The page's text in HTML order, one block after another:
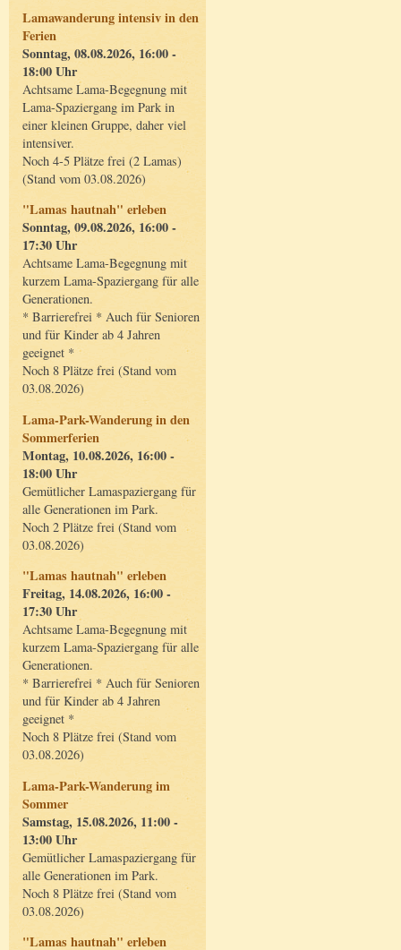
Lamawanderung intensiv in den
Ferien
Sonntag, 08.08.2026, 16:00 -
18:00 Uhr
Achtsame Lama-Begegnung mit
Lama-Spaziergang im Park in
einer kleinen Gruppe, daher viel
intensiver.
Noch 4-5 Plätze frei (2 Lamas)
(Stand vom 03.08.2026)
"Lamas hautnah" erleben
Sonntag, 09.08.2026, 16:00 -
17:30 Uhr
Achtsame Lama-Begegnung mit
kurzem Lama-Spaziergang für alle
Generationen.
* Barrierefrei * Auch für Senioren
und für Kinder ab 4 Jahren
geeignet *
Noch 8 Plätze frei (Stand vom
03.08.2026)
Lama-Park-Wanderung in den
Sommerferien
Montag, 10.08.2026, 16:00 -
18:00 Uhr
Gemütlicher Lamaspaziergang für
alle Generationen im Park.
Noch 2 Plätze frei (Stand vom
03.08.2026)
"Lamas hautnah" erleben
Freitag, 14.08.2026, 16:00 -
17:30 Uhr
Achtsame Lama-Begegnung mit
kurzem Lama-Spaziergang für alle
Generationen.
* Barrierefrei * Auch für Senioren
und für Kinder ab 4 Jahren
geeignet *
Noch 8 Plätze frei (Stand vom
03.08.2026)
Lama-Park-Wanderung im
Sommer
Samstag, 15.08.2026, 11:00 -
13:00 Uhr
Gemütlicher Lamaspaziergang für
alle Generationen im Park.
Noch 8 Plätze frei (Stand vom
03.08.2026)
"Lamas hautnah" erleben